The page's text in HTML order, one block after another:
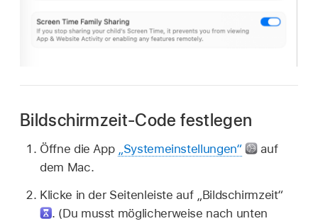
Bildschirmzeit-Code festlegen
Öffne die App „Systemeinstellungen“
auf
dem Mac.
Klicke in der Seitenleiste auf „Bildschirmzeit“
. (Du musst möglicherweise nach unten